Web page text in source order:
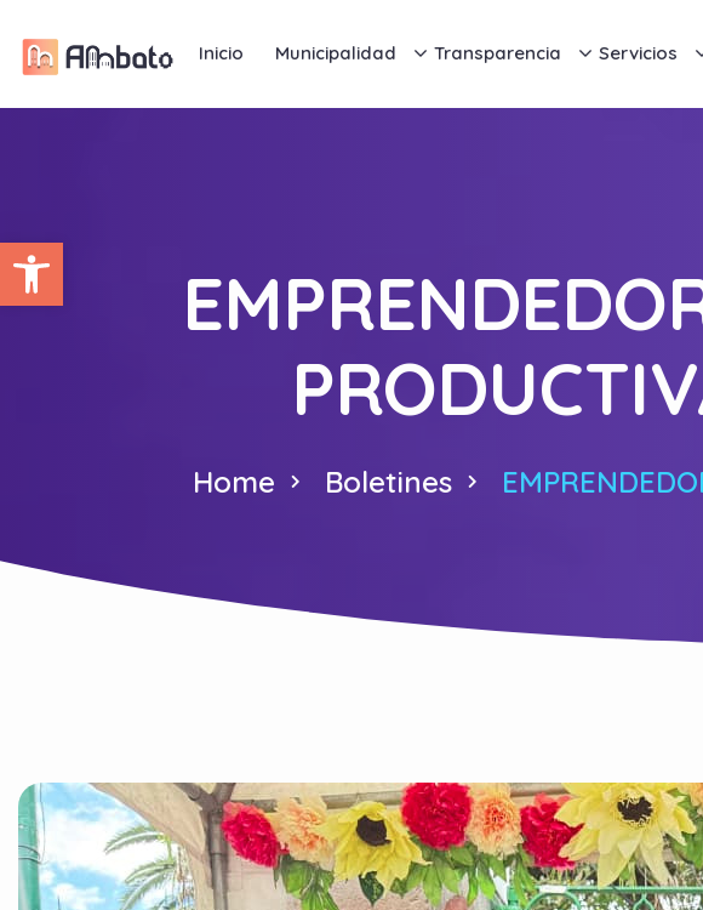
Abrir barra de herramientas
Inicio Municipalidad Transparencia Servicios
Home Boletines